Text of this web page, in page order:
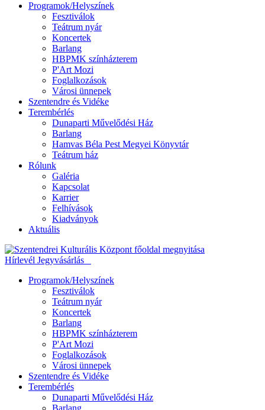
Programok/Helyszínek
Fesztiválok
Teátrum nyár
Koncertek
Barlang
HBPMK színházterem
P'Art Mozi
Foglalkozások
Városi ünnepek
Szentendre és Vidéke
Terembérlés
Dunaparti Művelődési Ház
Barlang
Hamvas Béla Pest Megyei Könyvtár
Teátrum ház
Rólunk
Galéria
Kapcsolat
Karrier
Felhívások
Kiadványok
Aktuális
Hírlevél Jegyvásárlás
Programok/Helyszínek
Fesztiválok
Teátrum nyár
Koncertek
Barlang
HBPMK színházterem
P'Art Mozi
Foglalkozások
Városi ünnepek
Szentendre és Vidéke
Terembérlés
Dunaparti Művelődési Ház